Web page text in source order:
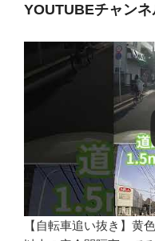
YOUTUBEチャンネ
【自転車追い抜き】黄